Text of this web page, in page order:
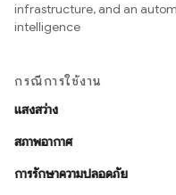
infrastructure, and an
intelligence
กรณีการใช้งาน
แสงสว่าง
สภาพอากาศ
การรักษาความปลอดภัย